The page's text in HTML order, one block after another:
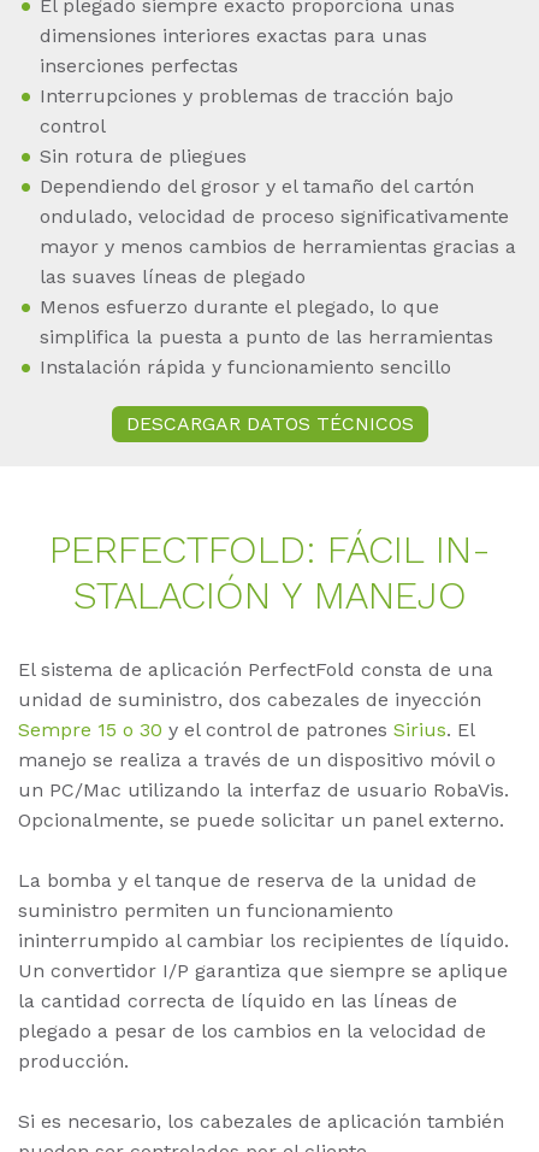
El plegado siempre exacto proporciona unas
dimensiones interiores exactas para unas
inserciones perfectas
Interrupciones y problemas de tracción bajo
control
Sin rotura de pliegues
Dependiendo del grosor y el tamaño del cartón
ondulado, velocidad de proceso significativamente
mayor y menos cambios de herramientas gracias a
las suaves líneas de plegado
Menos esfuerzo durante el plegado, lo que
simplifica la puesta a punto de las herramientas
Instalación rápida y funcionamiento sencillo
DESCARGAR DATOS TÉCNICOS
PER­FECT­FOLD: FÁCIL IN­
STALA­CIÓN Y MA­NE­JO
El sistema de aplicación PerfectFold consta de una
unidad de suministro, dos cabezales de inyección
Sempre 15 o 30 y el control de patrones Sirius. El
manejo se realiza a través de un dispositivo móvil o
un PC/Mac utilizando la interfaz de usuario RobaVis.
Opcionalmente, se puede solicitar un panel externo.
La bomba y el tanque de reserva de la unidad de
suministro permiten un funcionamiento
ininterrumpido al cambiar los recipientes de líquido.
Un convertidor I/P garantiza que siempre se aplique
la cantidad correcta de líquido en las líneas de
plegado a pesar de los cambios en la velocidad de
producción.
Si es necesario, los cabezales de aplicación también